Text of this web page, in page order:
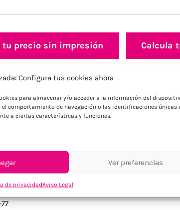
Configura tus cookies ahora
para almacenar y/o acceder a la información del
comportamiento de navegación o las identificaciones únicas
a ciertas características y funciones.
Ver preferencias
de privacidadAviso Legal
tu precio sin impresión Calcula
Información adicional Opciones de